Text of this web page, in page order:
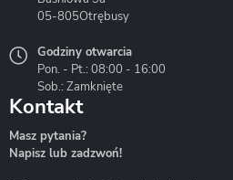
Liveno
05-805Otrębusy
Godziny otwarcia
Pon. - Pt.: 08:00 - 16:00
Sob.: Zamknięte
Kontakt
Masz pytania?
Napisz lub zadzwoń!